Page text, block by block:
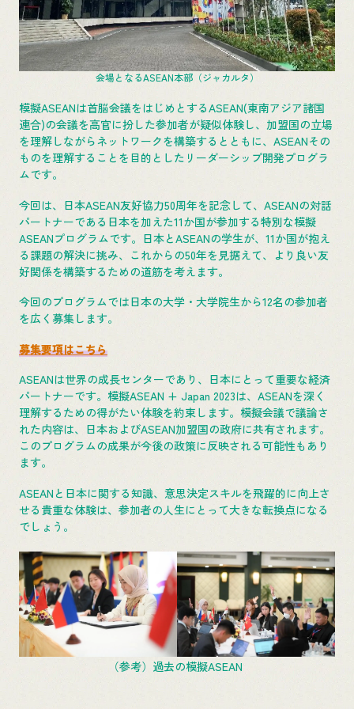
会場となるASEAN本部（ジャカルタ）
模擬ASEANは首脳会議をはじめとするASEAN(東南アジア諸国
連合)の会議を高官に扮した参加者が疑似体験し、加盟国の立場
を理解しながらネットワークを構築するとともに、ASEANその
ものを理解することを目的としたリーダーシップ開発プログラ
ムです。
今回は、日本ASEAN友好協力50周年を記念して、ASEANの対話
パートナーである日本を加えた11か国が参加する特別な模擬
ASEANプログラムです。日本とASEANの学生が、11か国が抱え
る課題の解決に挑み、これからの50年を見据えて、より良い友
好関係を構築するための道筋を考えます。
今回のプログラムでは日本の大学・大学院生から12名の参加者
を広く募集します。
募集要項はこちら
ASEANは世界の成長センターであり、日本にとって重要な経済
パートナーです。模擬ASEAN + Japan 2023は、ASEANを深く
理解するための得がたい体験を約束します。模擬会議で議論さ
れた内容は、日本およびASEAN加盟国の政府に共有されます。
このプログラムの成果が今後の政策に反映される可能性もあり
ます。
ASEANと日本に関する知識、意思決定スキルを飛躍的に向上さ
せる貴重な体験は、参加者の人生にとって大きな転換点になる
でしょう。
（参考）過去の模擬ASEAN